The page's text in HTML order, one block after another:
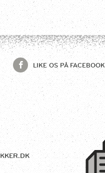
LIKE OS PÅ FACEBOOK